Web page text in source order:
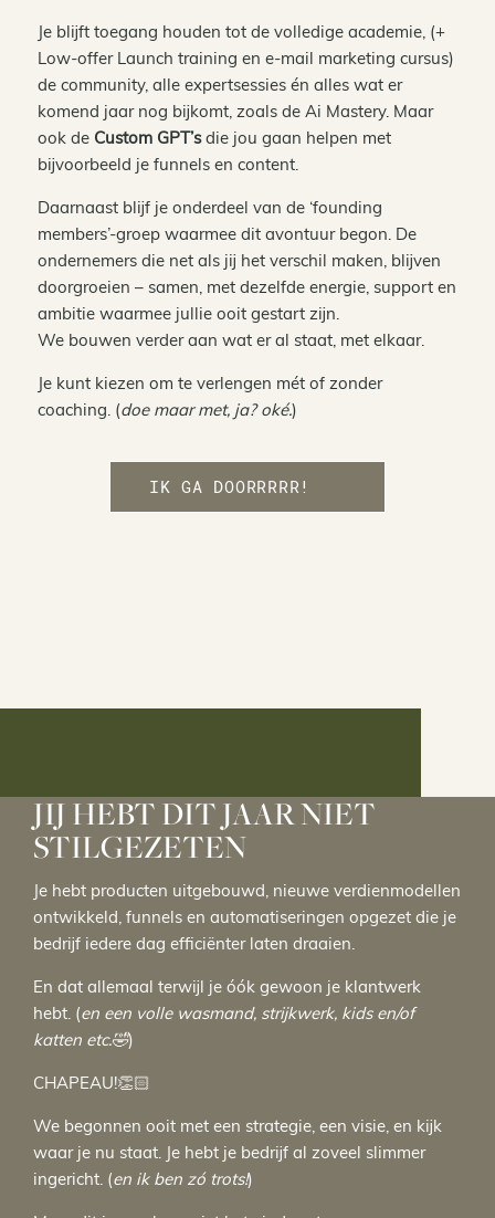
Je blijft toegang houden tot de volledige academie, (+
Low-offer Launch training en e-mail marketing cursus)
de community, alle expertsessies én alles wat er
komend jaar nog bijkomt, zoals de Ai Mastery. Maar
ook de Custom GPT’sdie jou gaan helpen met
bijvoorbeeld je funnels en content.
Daarnaast blijf je onderdeel van de ‘founding
members’-groep waarmee dit avontuur begon. De
ondernemers die net als jij het verschil maken, blijven
doorgroeien – samen, met dezelfde energie, support en
ambitie waarmee jullie ooit gestart zijn.
We bouwen verder aan wat er al staat, met elkaar.
Je kunt kiezen om te verlengen mét of zonder
coaching. (doe maar met, ja? oké.)
IK GA DOORRRRR!
JIJ HEBT DIT JAAR NIET
STILGEZETEN
Je hebt producten uitgebouwd, nieuwe verdienmodellen
ontwikkeld, funnels en automatiseringen opgezet die je
bedrijf iedere dag efficiënter laten draaien.
En dat allemaal terwijl je óók gewoon je klantwerk
hebt. (en een volle wasmand, strijkwerk, kids en/of
katten etc.🤣)
CHAPEAU!👏🏻
We begonnen ooit met een strategie, een visie, en kijk
waar je nu staat. Je hebt je bedrijf al zoveel slimmer
ingericht. (en ik ben zó trots!)